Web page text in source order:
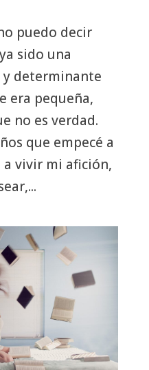
puedo decir
sido una
y determinante
era pequeña,
no es verdad.
que empecé a
vivir mi afición,